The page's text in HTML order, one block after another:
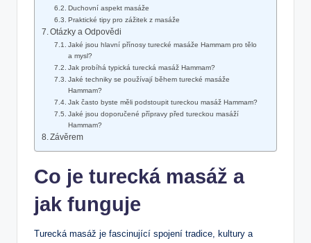
Duchovní aspekt masáže
Praktické‌ tipy pro zážitek z masáže
Otázky a ​Odpovědi
Jaké jsou hlavní přínosy turecké masáže Hammam pro tělo
a ⁤mysl?
Jak probíhá typická​ turecká ⁣masáž Hammam?
Jaké techniky se používají během turecké ‍masáže
Hammam?
Jak ‍často⁢ byste měli podstoupit tureckou masáž Hammam?
Jaké⁢ jsou doporučené přípravy před⁤ tureckou masáží
Hammam?
Závěrem
Co je turecká masáž⁢ a
jak‌ funguje
Turecká masáž je fascinující spojení tradice, kultury a‌